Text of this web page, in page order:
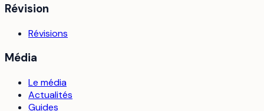
Révision
Révisions
Média
Le média
Actualités
Guides